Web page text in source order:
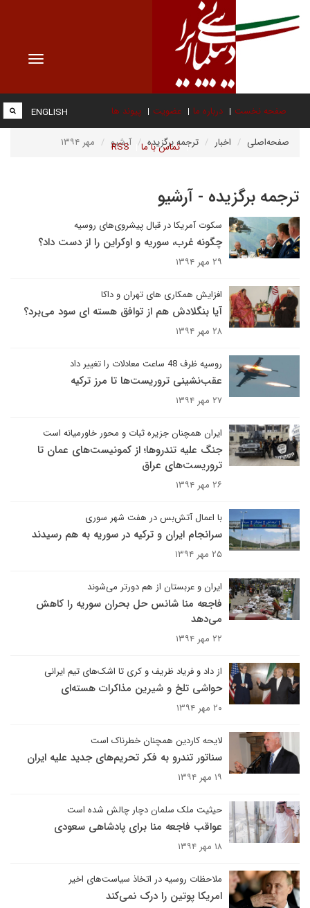
Toggle
صفحه نخست درباره ما عضویت پیوند ها
تماس با ما RSS
ENGLISH
صفحه‌اصلی اخبار ترجمه برگزیده آرشیو مهر ۱۳۹۴
ترجمه برگزیده - آرشیو
سکوت آمریکا در قبال پیشروی‌های روسیه
چگونه غرب، سوریه و اوکراین را از دست داد؟
۲۹ مهر ۱۳۹۴
افزایش همکاری های تهران و داکا
آیا بنگلادش هم از توافق هسته ای سود می‌برد؟
۲۸ مهر ۱۳۹۴
روسیه ظرف 48 ساعت معادلات را تغییر داد
عقب‌نشینی تروریست‌ها تا مرز ترکیه
۲۷ مهر ۱۳۹۴
ایران همچنان جزیره ثبات و محور خاورمیانه است
جنگ علیه تندروها؛ از کمونیست‌های عمان تا
تروریست‌های عراق
۲۶ مهر ۱۳۹۴
با اعمال آتش‌بس در هفت شهر سوری
سرانجام ایران و ترکیه در سوریه به هم رسیدند
۲۵ مهر ۱۳۹۴
ایران و عربستان از هم دورتر می‌شوند
فاجعه منا شانس حل بحران سوریه را کاهش
می‌دهد
۲۲ مهر ۱۳۹۴
از داد و فریاد ظریف و کری تا اشک‌های تیم ایرانی
حواشی تلخ و شیرین مذاکرات هسته‌ای
۲۰ مهر ۱۳۹۴
لایحه کاردین همچنان خطرناک است
سناتور تندرو به فکر تحریم‌های جدید علیه ایران
۱۹ مهر ۱۳۹۴
حیثیت ملک سلمان دچار چالش شده است
عواقب فاجعه منا برای پادشاهی سعودی
۱۸ مهر ۱۳۹۴
ملاحظات روسیه در اتخاذ سیاست‌های اخیر
امریکا پوتین را درک نمی‌کند